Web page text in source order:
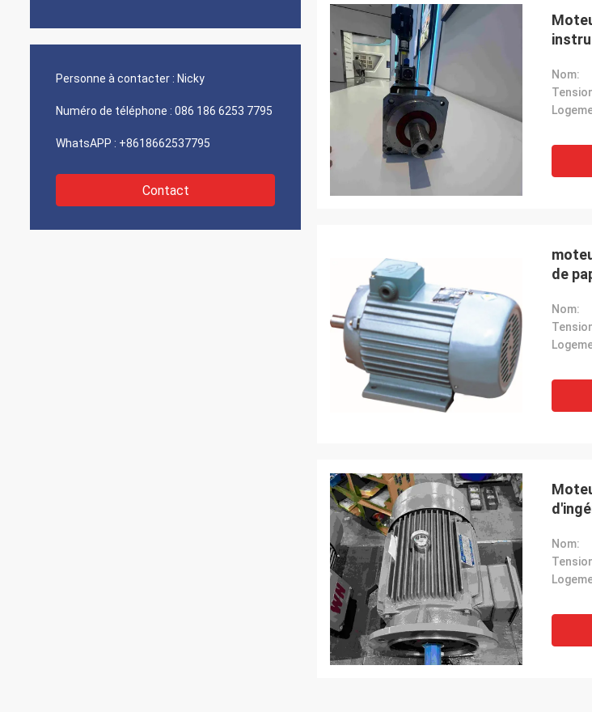
Personne à contacter : Nicky
Numéro de téléphone : 086 186 6253 7795
WhatsAPP : +8618662537795
Contact
Nom:
de
Nom:
Nom: